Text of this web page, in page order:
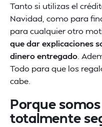
Tanto si utilizas el
Navidad, como para
para cualquier otro
que dar explicaciones
dinero entregado .
Todo para que los
cabe.
Porque
totalmente